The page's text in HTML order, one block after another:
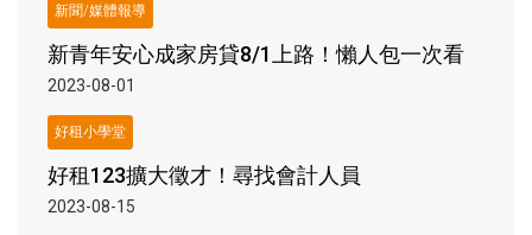
新聞/媒體報導
新青年安心成家房貸8/1上路！懶人包一次看
2023-08-01
好租小學堂
好租123擴大徵才！尋找會計人員
2023-08-15